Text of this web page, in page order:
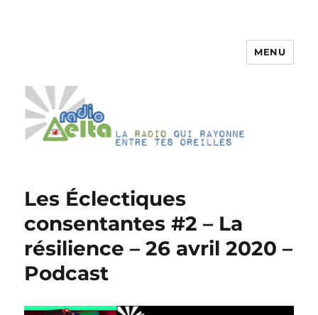
MENU
Les Éclectiques
consentantes #2 – La
résilience – 26 avril 2020 –
Podcast